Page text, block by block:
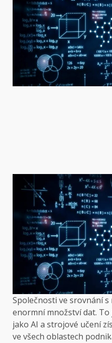
Společnosti ve srovnání
enormní množství dat.
jako AI a strojové učení
ve všech oblastech